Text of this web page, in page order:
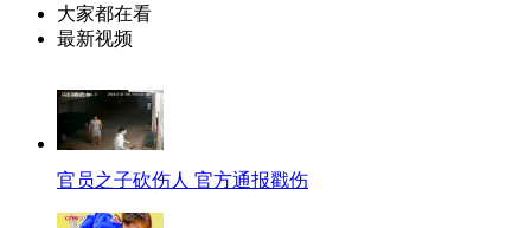
大家都在看
最新视频
官员之子砍伤人 官方通报戳伤